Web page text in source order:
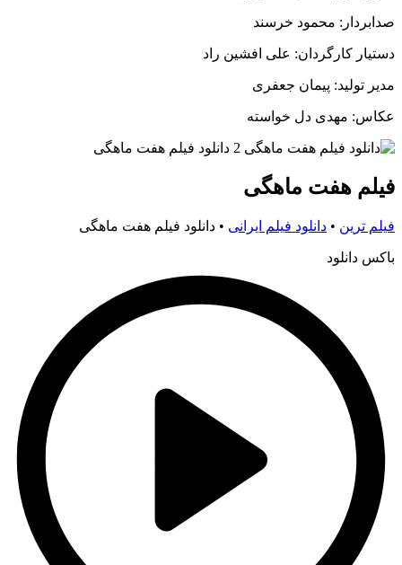
صدابردار: محمود خرسند
دستیار کارگردان: علی افشین راد
مدیر تولید: پیمان جعفری
عکاس: مهدی دل خواسته
فیلم هفت ماهگی
فیلم ترین • دانلود فیلم ایرانی • دانلود فیلم هفت ماهگی
باکس دانلود